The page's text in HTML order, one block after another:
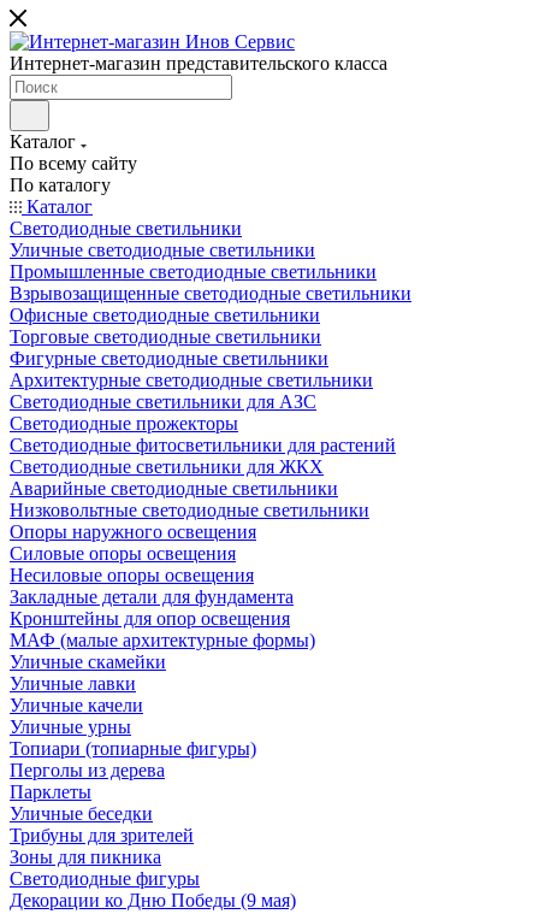
Интернет-магазин представительского класса
Каталог
По всему сайту
По каталогу
Каталог
Светодиодные светильники
Уличные светодиодные светильники
Промышленные светодиодные светильники
Взрывозащищенные светодиодные светильники
Офисные светодиодные светильники
Торговые светодиодные светильники
Фигурные светодиодные светильники
Архитектурные светодиодные светильники
Светодиодные светильники для АЗС
Светодиодные прожекторы
Светодиодные фитосветильники для растений
Светодиодные светильники для ЖКХ
Аварийные светодиодные светильники
Низковольтные светодиодные светильники
Опоры наружного освещения
Силовые опоры освещения
Несиловые опоры освещения
Закладные детали для фундамента
Кронштейны для опор освещения
МАФ (малые архитектурные формы)
Уличные скамейки
Уличные лавки
Уличные качели
Уличные урны
Топиари (топиарные фигуры)
Перголы из дерева
Парклеты
Уличные беседки
Трибуны для зрителей
Зоны для пикника
Светодиодные фигуры
Декорации ко Дню Победы (9 мая)